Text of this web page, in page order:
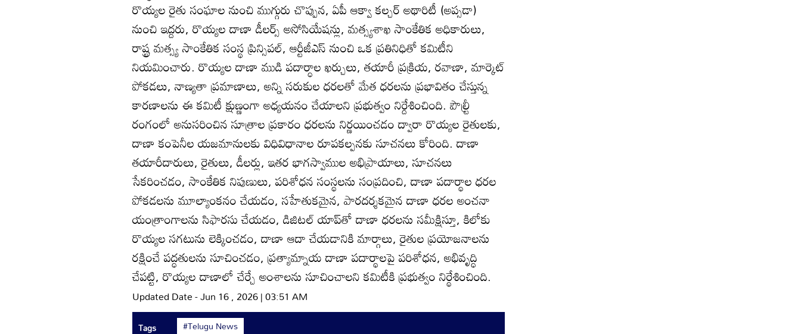
రొయ్యల రైతు సంఘాల నుంచి ముగ్గురు చొప్పున, ఏపీ ఆక్వా కల్చర్‌ అథారిటీ (అప్సడా)
నుంచి ఇద్దరు, రొయ్యల దాణా డీలర్స్‌ అసోసియేషన్లు, మత్స్యశాఖ సాంకేతిక అధికారులు,
రాష్ట్ర మత్స్య సాంకేతిక సంస్థ ప్రిన్సిపల్‌, ఆర్టీజీఎస్‌ నుంచి ఒక ప్రతినిధితో కమిటీని
నియమించారు. రొయ్యల దాణా ముడి పదార్ధాల ఖర్చులు, తయారీ ప్రక్రియ, రవాణా, మార్కెట్‌
పోకడలు, నాణ్యతా ప్రమాణాలు, అన్ని సరుకుల ధరలతో మేత ధరలను ప్రభావితం చేస్తున్న
కారణాలను ఈ కమిటీ క్షుణ్ణంగా అధ్యయనం చేయాలని ప్రభుత్వం నిర్దేశించింది. పౌల్ర్టీ
రంగంలో అనుసరించిన సూత్రాల ప్రకారం ధరలను నిర్ణయించడం ద్వారా రొయ్యల రైతులకు,
దాణా కంపెనీల యజమానులకు విధివిధానాల రూపకల్పనకు సూచనలు కోరింది. దాణా
తయారీదారులు, రైతులు, డీలర్లు, ఇతర భాగస్వాముల అభిప్రాయాలు, సూచనలు
సేకరించడం, సాంకేతిక నిపుణులు, పరిశోధన సంస్థలను సంప్రదించి, దాణా పదార్థాల ధరల
పోకడలను మూల్యాంకనం చేయడం, సహేతుకమైన, పారదర్శకమైన దాణా ధరల అంచనా
యంత్రాంగాలను సిఫారసు చేయడం, డిజిటల్‌ యాప్‌తో దాణా ధరలను సమీక్షిస్తూ, కిలోకు
రొయ్యల సగటును లెక్కించడం, దాణా ఆదా చేయడానికి మార్గాలు, రైతుల ప్రయోజనాలను
రక్షించే పద్ధతులను సూచించడం, ప్రత్యామ్నాయ దాణా పదార్థాలపై పరిశోధన, అభివృద్ధి
చేపట్టి, రొయ్యల దాణాలో చేర్చే అంశాలను సూచించాలని కమిటీకి ప్రభుత్వం నిర్థేశించింది.
Updated Date - Jun 16 , 2026 | 03:51 AM
Tags #Telugu News